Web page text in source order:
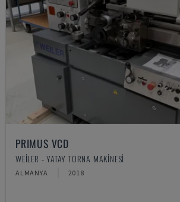
PRIMUS VCD
WEILER - YATAY TORNA MAKINESI
ALMANYA 2018